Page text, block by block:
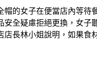
帽的女子在便當店內等
全疑慮拒絕更換，女
長林小姐說明，如果